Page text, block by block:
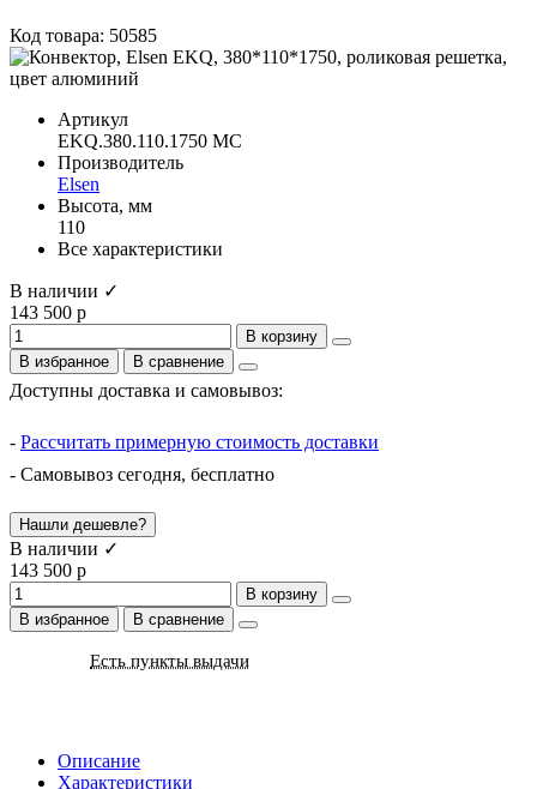
Код товара: 50585
Артикул
EKQ.380.110.1750 MC
Производитель
Elsen
Высота, мм
110
Все характеристики
В наличии ✓
143 500 р
В корзину
В избранное
В сравнение
Доступны доставка и самовывоз:
- Рассчитать примерную стоимость доставки
- Самовывоз сегодня, бесплатно
Нашли дешевле?
В наличии ✓
143 500 р
В корзину
В избранное
В сравнение
Есть пункты выдачи
Описание
Характеристики